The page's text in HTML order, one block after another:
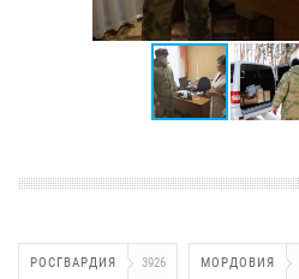
РОСГВАРДИЯ 3926 МОРДОВИЯ